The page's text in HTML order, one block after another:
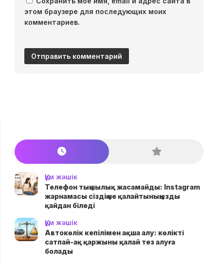
этом браузере для последующих моих
комментариев.
Құм жәшік
Телефон тыңшылық жасамайды: Instagram
жарнамасы сіздің не қалайтыныңызды
қайдан біледі
Құм жәшік
Автокөлік кепілімен ақша алу: көлікті
сатпай-ақ қаржыны қалай тез алуға
болады